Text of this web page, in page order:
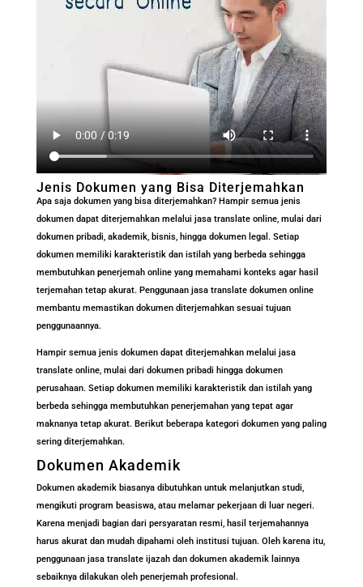
Jenis Dokumen yang Bisa Diterjemahkan
Apa saja dokumen yang bisa diterjemahkan? Hampir semua jenis
dokumen dapat diterjemahkan melalui jasa translate online, mulai dari
dokumen pribadi, akademik, bisnis, hingga dokumen legal. Setiap
dokumen memiliki karakteristik dan istilah yang berbeda sehingga
membutuhkan penerjemah online yang memahami konteks agar hasil
terjemahan tetap akurat. Penggunaan jasa translate dokumen online
membantu memastikan dokumen diterjemahkan sesuai tujuan
penggunaannya.
Hampir semua jenis dokumen dapat diterjemahkan melalui jasa
translate online, mulai dari dokumen pribadi hingga dokumen
perusahaan. Setiap dokumen memiliki karakteristik dan istilah yang
berbeda sehingga membutuhkan penerjemahan yang tepat agar
maknanya tetap akurat. Berikut beberapa kategori dokumen yang paling
sering diterjemahkan.
Dokumen Akademik
Dokumen akademik biasanya dibutuhkan untuk melanjutkan studi,
mengikuti program beasiswa, atau melamar pekerjaan di luar negeri.
Karena menjadi bagian dari persyaratan resmi, hasil terjemahannya
harus akurat dan mudah dipahami oleh institusi tujuan. Oleh karena itu,
penggunaan jasa translate ijazah dan dokumen akademik lainnya
sebaiknya dilakukan oleh penerjemah profesional.